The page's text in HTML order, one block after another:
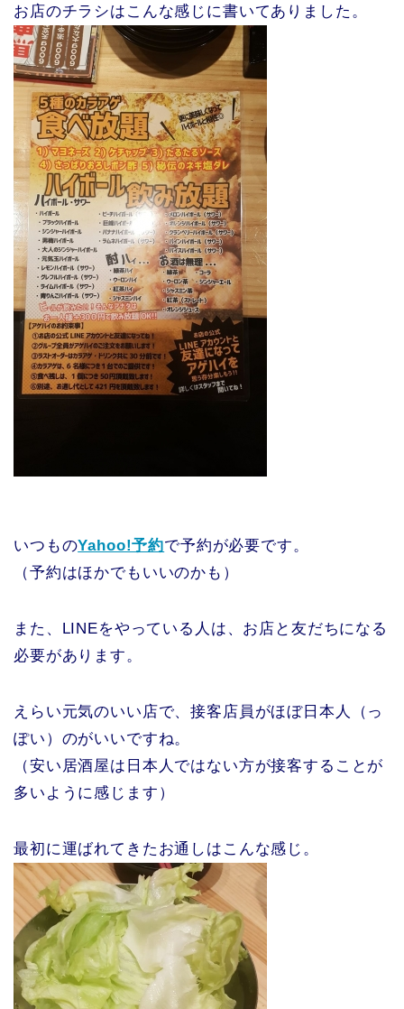
お店のチラシはこんな感じに書いてありました。
いつものYahoo!予約で予約が必要です。
（予約はほかでもいいのかも）
また、LINEをやっている人は、お店と友だちになる
必要があります。
えらい元気のいい店で、接客店員がほぼ日本人（っ
ぽい）のがいいですね。
（安い居酒屋は日本人ではない方が接客することが
多いように感じます）
最初に運ばれてきたお通しはこんな感じ。